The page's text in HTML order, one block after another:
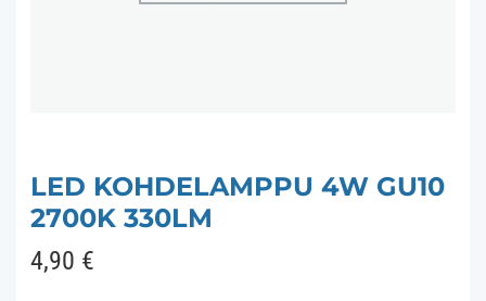
LED KOHDELAMPPU 4W GU10
2700K 330LM
4,90 €